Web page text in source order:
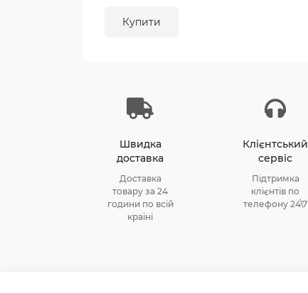
Купити
Швидка
доставка
Доставка
товару за 24
години по всій
країні
Клієнтський
сервіс
Підтримка
клієнтів по
телефону 24\7